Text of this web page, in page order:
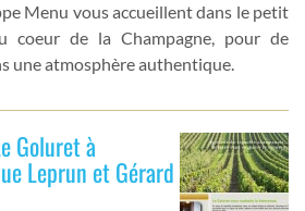
Menu vous accueillent dans le petit
coeur de la Champagne, pour de
une atmosphère authentique.
Goluret à
Leprun et Gérard